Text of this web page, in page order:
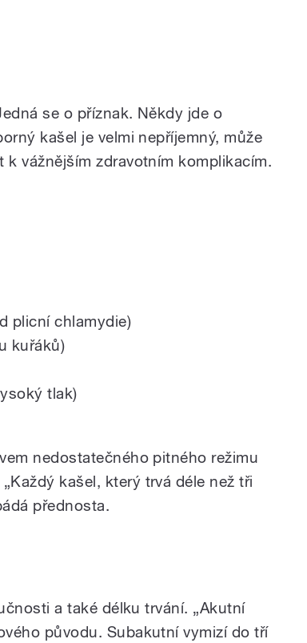
se o příznak. Někdy jde o
kašel je velmi nepříjemný, může
vážnějším zdravotním komplikacím.
plicní chlamydie)
kuřáků)
tlak)
nedostatečného pitného režimu
kašel, který trvá déle než tři
přednosta.
a také délku trvání. „Akutní
původu. Subakutní vymizí do tří